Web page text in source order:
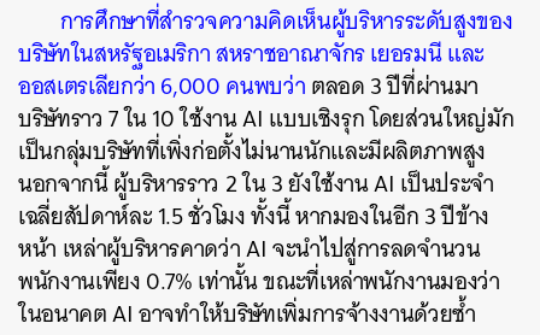
การศึกษาที่สำรวจความคิดเห็นผู้บริหารระดับสูงของ
บริษัทในสหรัฐอเมริกา สหราชอาณาจักร เยอรมนี และ
ออสเตรเลียกว่า 6,000 คนพบว่าตลอด 3 ปีที่ผ่านมา
บริษัทราว 7 ใน 10 ใช้งาน AI แบบเชิงรุก โดยส่วนใหญ่มัก
เป็นกลุ่มบริษัทที่เพิ่งก่อตั้งไม่นานนักและมีผลิตภาพสูง
นอกจากนี้ ผู้บริหารราว 2 ใน 3 ยังใช้งาน AI เป็นประจำ
เฉลี่ยสัปดาห์ละ 1.5 ชั่วโมง ทั้งนี้ หากมองในอีก 3 ปีข้าง
หน้า เหล่าผู้บริหารคาดว่า AI จะนำไปสู่การลดจำนวน
พนักงานเพียง 0.7% เท่านั้น ขณะที่เหล่าพนักงานมองว่า
ในอนาคต AI อาจทำให้บริษัทเพิ่มการจ้างงานด้วยซ้ำ